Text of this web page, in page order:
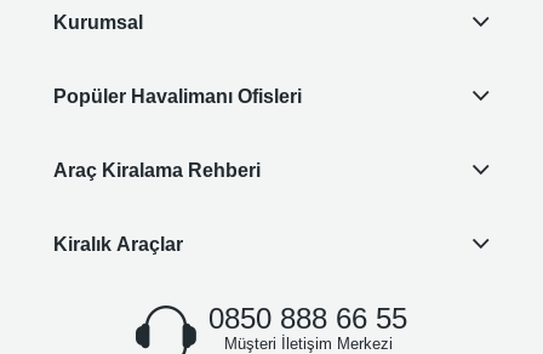
Kurumsal
Popüler Havalimanı Ofisleri
Araç Kiralama Rehberi
Kiralık Araçlar
0850 888 66 55
Müşteri İletişim Merkezi